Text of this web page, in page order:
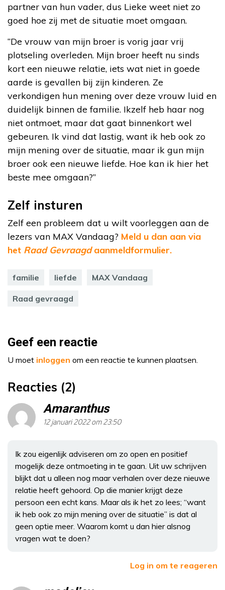
partner van hun vader, dus Lieke weet niet zo
goed hoe zij met de situatie moet omgaan.
“De vrouw van mijn broer is vorig jaar vrij
plotseling overleden. Mijn broer heeft nu sinds
kort een nieuwe relatie, iets wat niet in goede
aarde is gevallen bij zijn kinderen. Ze
verkondigen hun mening over deze vrouw luid en
duidelijk binnen de familie. Ikzelf heb haar nog
niet ontmoet, maar dat gaat binnenkort wel
gebeuren. Ik vind dat lastig, want ik heb ook zo
mijn mening over de situatie, maar ik gun mijn
broer ook een nieuwe liefde. Hoe kan ik hier het
beste mee omgaan?”
Zelf insturen
Zelf een probleem dat u wilt voorleggen aan de
lezers van MAX Vandaag? Meld u dan aan via
het Raad Gevraagdaanmeldformulier.
familie liefde MAX Vandaag
Raad gevraagd
Geef een reactie
U moet inloggen om een reactie te kunnen plaatsen.
Reacties (2)
Amaranthus
12 januari 2022 om 23:50
Ik zou eigenlijk adviseren om zo open en positief
mogelijk deze ontmoeting in te gaan. Uit uw schrijven
blijkt dat u alleen nog maar verhalen over deze nieuwe
relatie heeft gehoord. Op die manier krijgt deze
persoon een echt kans. Maar als ik het zo lees; “want
ik heb ook zo mijn mening over de situatie” is dat al
geen optie meer. Waarom komt u dan hier alsnog
vragen wat te doen?
Log in om te reageren